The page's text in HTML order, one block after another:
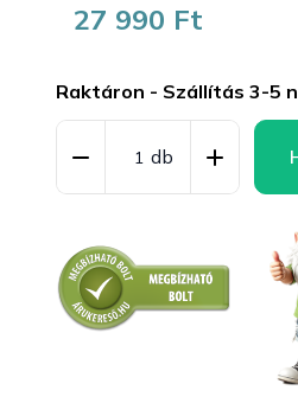
27 990 Ft
Raktáron - Szállítás 3-5